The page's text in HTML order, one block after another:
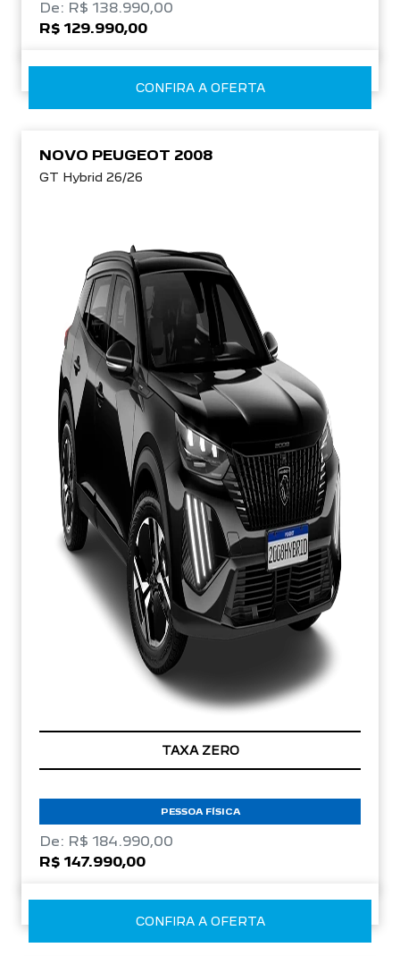
De: R$ 138.990,00
R$ 129.990,00
CONFIRA A OFERTA
NOVO PEUGEOT 2008
GT Hybrid 26/26
TAXA ZERO
PESSOA FÍSICA
De: R$ 184.990,00
R$ 147.990,00
CONFIRA A OFERTA